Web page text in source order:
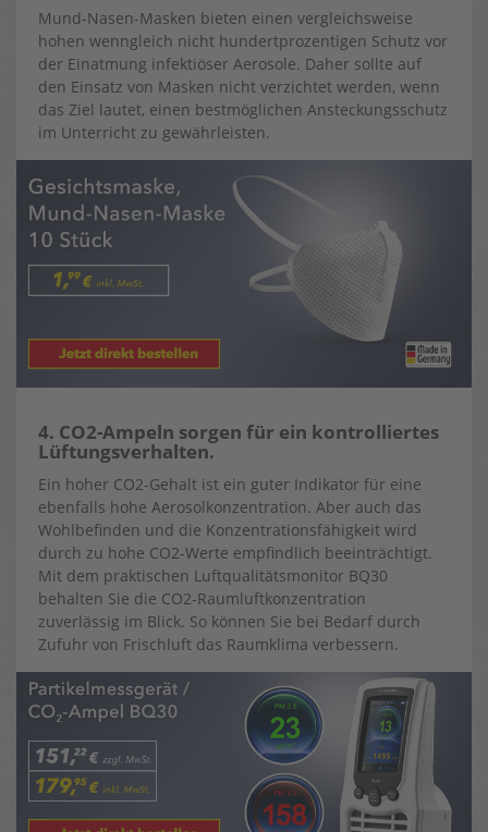
Mund-Nasen-Masken bieten einen vergleichsweise
hohen wenngleich nicht hundertprozentigen Schutz vor
der Einatmung infektiöser Aerosole. Daher sollte auf
den Einsatz von Masken nicht verzichtet werden, wenn
das Ziel lautet, einen bestmöglichen Ansteckungsschutz
im Unterricht zu gewährleisten.
4. CO2-Ampeln sorgen für ein kontrolliertes
Lüftungsverhalten.
Ein hoher CO2-Gehalt ist ein guter Indikator für eine
ebenfalls hohe Aerosolkonzentration. Aber auch das
Wohlbefinden und die Konzentrationsfähigkeit wird
durch zu hohe CO2-Werte empfindlich beeinträchtigt.
Mit dem praktischen Luftqualitätsmonitor BQ30
behalten Sie die CO2-Raumluftkonzentration
zuverlässig im Blick. So können Sie bei Bedarf durch
Zufuhr von Frischluft das Raumklima verbessern.